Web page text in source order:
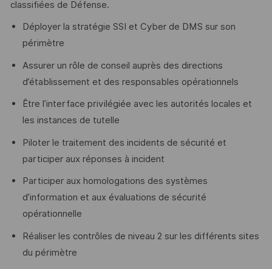
classifiées de Défense.
Déployer la stratégie SSI et Cyber de DMS sur son
périmètre
Assurer un rôle de conseil auprès des directions
d’établissement et des responsables opérationnels
Être l’interface privilégiée avec les autorités locales et
les instances de tutelle
Piloter le traitement des incidents de sécurité et
participer aux réponses à incident
Participer aux homologations des systèmes
d’information et aux évaluations de sécurité
opérationnelle
Réaliser les contrôles de niveau 2 sur les différents sites
du périmètre